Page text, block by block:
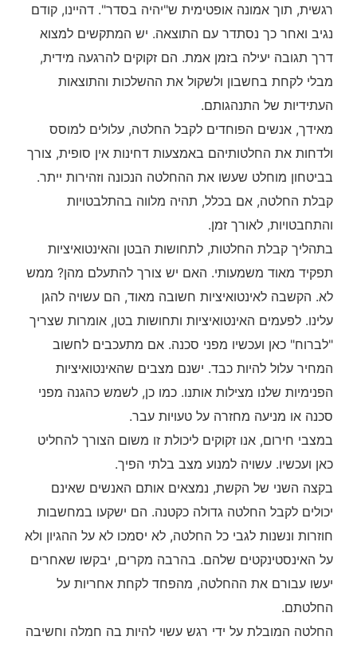
רגשית, תוך אמונה אופטימית ש"יהיה בסדר". דהיינו, קודם
נגיב ואחר כך נסתדר עם התוצאה. יש המתקשים למצוא
דרך תגובה יעילה בזמן אמת. הם זקוקים להרגעה מידית,
מבלי לקחת בחשבון ולשקול את ההשלכות והתוצאות
העתידיות של התנהגותם.
מאידך, אנשים הפוחדים לקבל החלטה, עלולים למוסס
ולדחות את החלטותיהם באמצעות דחינות אין סופית, צורך
בביטחון מוחלט שעשו את ההחלטה הנכונה וזהירות ייתר.
קבלת החלטה, אם בכלל, תהיה מלווה בהתלבטויות
והתחבטויות, לאורך זמן.
בתהליך קבלת החלטות, לתחושות הבטן והאינטואיציות
תפקיד מאוד משמעותי. האם יש צורך להתעלם מהן? ממש
לא. הקשבה לאינטואיציות חשובה מאוד, הם עשויה להגן
עלינו. לפעמים האינטואיציות ותחושות בטן, אומרות שצריך
"לברוח" כאן ועכשיו מפני סכנה. אם מתעכבים לחשוב
המחיר עלול להיות כבד. ישנם מצבים שהאינטואיציות
הפנימיות שלנו מצילות אותנו. כמו כן, לשמש כהגנה מפני
סכנה או מניעה מחזרה על טעויות עבר.
במצבי חירום, אנו זקוקים ליכולת זו משום הצורך להחליט
כאן ועכשיו. עשויה למנוע מצב בלתי הפיך.
בקצה השני של הקשת, נמצאים אותם האנשים שאינם
יכולים לקבל החלטה גדולה כקטנה. הם ישקעו במחשבות
חוזרות ונשנות לגבי כל החלטה, לא יסמכו לא על ההגיון ולא
על האינסטינקטים שלהם. בהרבה מקרים, יבקשו שאחרים
יעשו עבורם את ההחלטה, מהפחד לקחת אחריות על
החלטתם.
החלטה המובלת על ידי רגש עשוי להיות בה חמלה וחשיבה